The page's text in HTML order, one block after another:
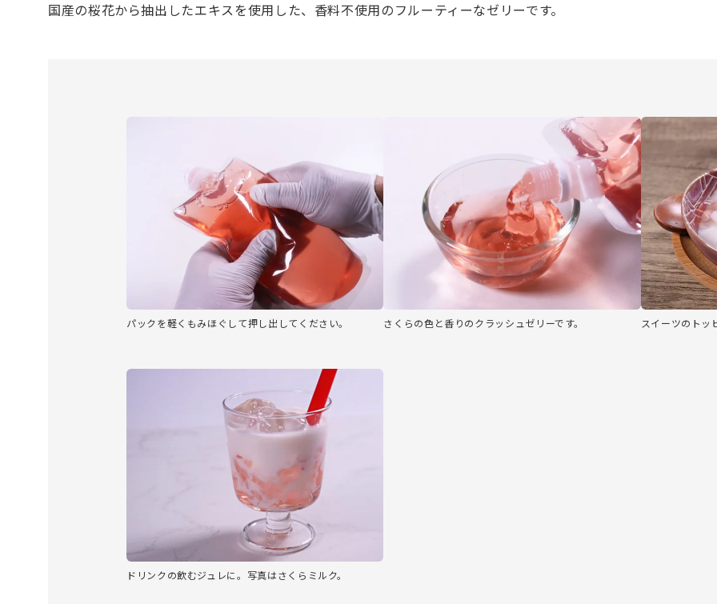
国産の桜花から抽出したエキスを使用した、香料不使用のフルーティーなゼリーです。
パックを軽くもみほぐして押し出してください。 さくらの色と香りのクラッシュゼリーです。 スイーツのトッ
ドリンクの飲むジュレに。写真はさくらミルク。